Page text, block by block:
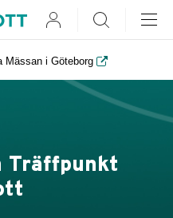
Mässan i Göteborg
User Search
Träffpunkt